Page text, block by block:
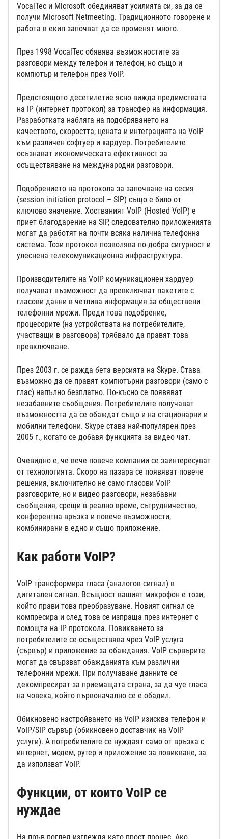
VocalTec и Microsoft обединяват усилията си, за да се
получи Microsoft Netmeeting. Традиционното говорене и
работа в екип започват да се променят много.
През 1998 VocalTec обявява възможностите за
разговори между телефон и телефон, но също и
компютър и телефон през VoIP.
Предстоящото десетилетие ясно вижда предимствата
на IP (интернет протокол) за трансфер на информация.
Разработката набляга на подобряването на
качеството, скоростта, цената и интеграцията на VoIP
към различен софтуер и хардуер. Потребителите
осъзнават икономическата ефективност за
осъществяване на международни разговори.
Подобрението на протокола за започване на сесия
(session initiation protocol – SIP) също е било от
ключово значение. Хостваният VoIP (Hosted VoIP) е
приет благодарение на SIP, следователно приложенията
могат да работят на почти всяка налична телефонна
система. Този протокол позволява по-добра сигурност и
улеснена телекомуникационна инфраструктура.
Производителите на VoIP комуникационен хардуер
получават възможност да превключват пакетите с
гласови данни в четлива информация за обществени
телефонни мрежи. Преди това подобрение,
процесорите (на устройствата на потребителите,
участващи в разговора) трябвало да правят това
превключване.
През 2003 г. се ражда бета версията на Skype. Става
възможно да се правят компютърни разговори (само с
глас) напълно безплатно. По-късно се появяват
незабавните съобщения. Потребителите получават
възможността да се обаждат също и на стационарни и
мобилни телефони. Skype става най-популярен през
2005 г., когато се добавя функцията за видео чат.
Очевидно е, че вече повече компании се заинтересуват
от технологията. Скоро на пазара се появяват повече
решения, включително не само гласови VoIP
разговорите, но и видео разговори, незабавни
съобщения, срещи в реално време, сътрудничество,
конферентна връзка и повече възможности,
комбинирани в едно и също приложение.
Как работи VoIP?
VoIP трансформира гласа (аналогов сигнал) в
дигитален сигнал. Всъщност вашият микрофон е този,
който прави това преобразуване. Новият сигнал се
компресира и след това се изпраща през интернет с
помощта на IP протокола. Повикването за
потребителите се осъществява чрез VoIP услуга
(сървър) и приложение за обаждания. VoIP сървърите
могат да свързват обажданията към различни
телефонни мрежи. При получаване данните се
декомпресират за приемащата страна, за да чуе гласа
на човека, който първоначално се е обадил.
Обикновено настройването на VoIP изисква телефон и
VoIP/SIP сървър (обикновено доставчик на VoIP
услуги). А потребителите се нуждаят само от връзка с
интернет, модем, рутер и приложение за повикване, за
да използват VoIP.
Функции, от които VoIP се
нуждае